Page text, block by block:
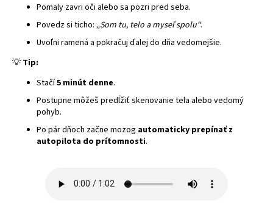
Pomaly zavri oči alebo sa pozri pred seba.
Povedz si ticho: „Som tu, telo a myseľ spolu“.
Uvoľni ramená a pokračuj ďalej do dňa vedomejšie.
💡 Tip:
Stačí5 minút denne.
Postupne môžeš predĺžiť skenovanie tela alebo vedomý
pohyb.
Po pár dňoch začne mozog automaticky prepínať z
autopilota do prítomnosti.